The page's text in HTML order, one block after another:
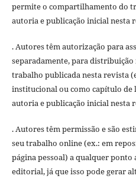
permite o compartilhamento do
autoria e publicação inicial nesta
. Autores têm autorização para
separadamente, para
trabalho publicada nesta revista
institucional ou como capítulo
autoria e publicação inicial nesta
. Autores têm permissão e são
seu trabalho online (ex.: em
página pessoal) a qualquer ponto
editorial, já que isso pode gerar